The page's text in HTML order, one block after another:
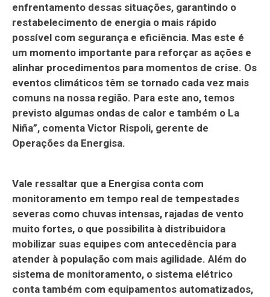
enfrentamento dessas situações, garantindo o
restabelecimento de energia o mais rápido
possível com segurança e eficiência. Mas este é
um momento importante para reforçar as ações e
alinhar procedimentos para momentos de crise. Os
eventos climáticos têm se tornado cada vez mais
comuns na nossa região. Para este ano, temos
previsto algumas ondas de calor e também o La
Niña”, comenta Victor Rispoli, gerente de
Operações da Energisa.
Vale ressaltar que a Energisa conta com
monitoramento em tempo real de tempestades
severas como chuvas intensas, rajadas de vento
muito fortes, o que possibilita à distribuidora
mobilizar suas equipes com antecedência para
atender à população com mais agilidade. Além do
sistema de monitoramento, o sistema elétrico
conta também com equipamentos automatizados,